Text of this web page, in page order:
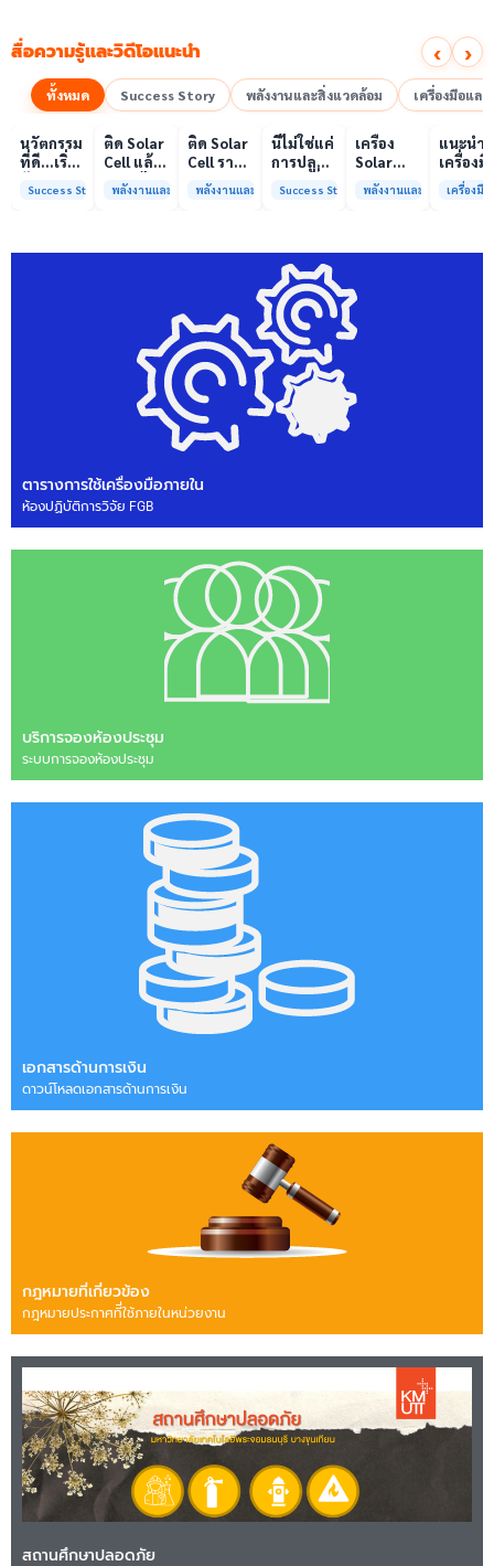
สื่อความรู้และวิดีโอแนะนำ ‹ ›
ทั้งหมด Success Story พลังงานและสิ่งแวดล้อม เครื่องมือแล
เล่นวิดีโอ
00:10
นวัตกรรม
ที่ดี…เริ่ม
ความร่วม
Success Story
เล่นวิดีโอ
00:10
ติด Solar
Cell แล้ว
ลดค่าไฟ
ได้จริง
พลังงานและสิ่งแวดล้อม
00:08
ติด Solar
Cell ราคา
แพง แต่
ค่าไฟ
พลังงานและสิ่งแวดล้อม
เล่นวิดีโอ
นี่ไม่ใช่แค่
การปลูก
คือการ
ให้ป่า
ต้นน้ำและ
ชุมชน
Success Story
เครื่อง
Solar
Simulator
มาตรฐาน
รับรอง
ISO/IEC17025
บริการ
พลังงานและสิ่งแวดล้อม
เล่
01:00
แนะนำ
เครื่องมื
วิเคราะ
ทดสอบ
การกลา
เครื่องมื
ตารางการใช้เครื่องมือภายใน
ห้องปฏิบัติการวิจัย FGB
บริการจองห้องประชุม
ระบบการจองห้องประชุม
เอกสารด้านการเงิน
ดาวน์โหลดเอกสารด้านการเงิน
กฎหมายที่เกี่ยวข้อง
กฎหมายประกาศทีี่ใช้ภายในหน่วยงาน
สถานศึกษาปลอดภัย